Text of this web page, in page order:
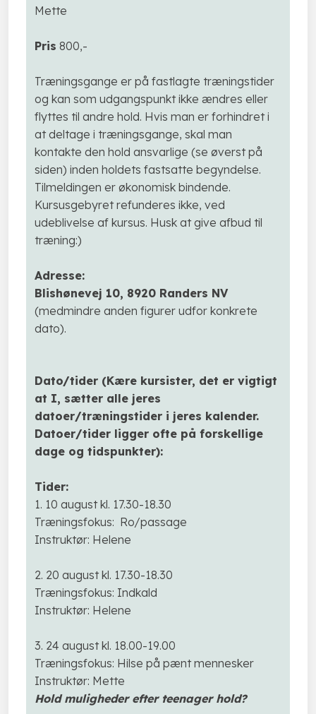
Mette
Pris 800,-
Træningsgange er på fastlagte træningstider
og kan som udgangspunkt ikke ændres eller
flyttes til andre hold. Hvis man er forhindret i
at deltage i træningsgange, skal man
kontakte den hold ansvarlige (se øverst på
siden) inden holdets fastsatte begyndelse.
Tilmeldingen er økonomisk bindende.
Kursusgebyret refunderes ikke, ved
udeblivelse af kursus. Husk at give afbud til
træning:)
Adresse:
Blishønevej 10, 8920 Randers NV
​(medmindre anden figurer udfor konkrete
dato).
Dato/tider (Kære kursister, det er vigtigt
at I, sætter alle jeres
datoer/træningstider i jeres kalender.
Datoer/tider ligger ofte på forskellige
dage og tidspunkter):
Tider:
1. 10 august kl. 17.30-18.30
Træningsfokus: Ro/passage
Instruktør: Helene
2. 20 august kl. 17.30-18.30
Træningsfokus: ​Indkald
Instruktør: Helene
3. 24 august kl. 18.00-19.00
Træningsfokus: Hilse på pænt mennesker
Instruktør: Mette
Hold muligheder efter teenager hold?